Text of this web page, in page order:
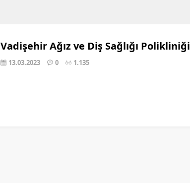
Vadişehir Ağız ve Diş Sağlığı Polikliniği
13.03.2023 0 1.135